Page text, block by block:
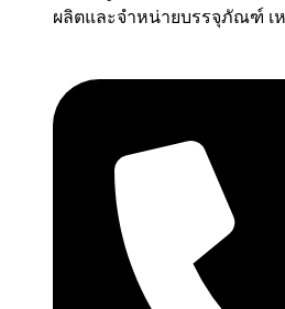
ผลิตและจำหน่ายบรรจุภัณฑ์ เ